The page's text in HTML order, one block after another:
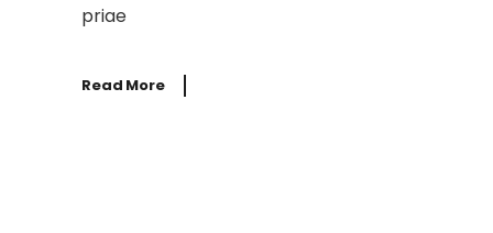
priae
Read More